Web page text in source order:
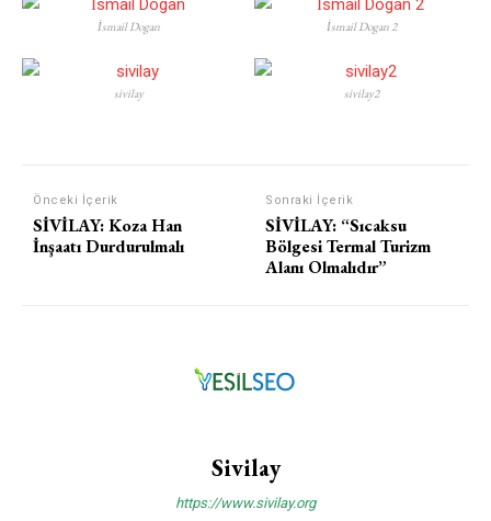
İsmail Dogan İsmail Dogan 2
sivilay sivilay2
Önceki İçerik
SİVİLAY: Koza Han
İnşaatı Durdurulmalı
Sonraki İçerik
SİVİLAY: “Sıcaksu
Bölgesi Termal Turizm
Alanı Olmalıdır”
Sivilay
https://www.sivilay.org